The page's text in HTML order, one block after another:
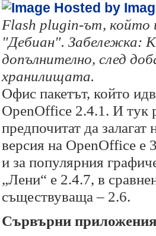
Flash plugin-ът, който
"Дебиан". Забележка:
допълнително, след
хранилищата.
Офис пакетът, който
OpenOffice 2.4.1. И тук
предпочитат да залагат
версия на OpenOffice
и за популярния
„Лени“ е 2.4.7, в
съществуваща – 2.6.
Сървърни